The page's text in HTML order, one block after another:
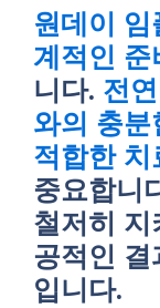
원데이
계적인 준
니다. 전
와의 충
적합한 치
중요합니
철저히
공적인
입니다.